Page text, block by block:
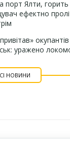
порт Ялти, горить
ефектно
уражено
НОВИНИ